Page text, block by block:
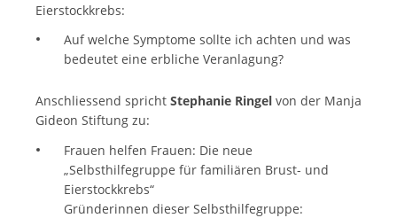
Eierstockkrebs:
Auf welche Symptome sollte ich achten und was
bedeutet eine erbliche Veranlagung?
Anschliessend spricht Stephanie Ringel von der Manja
Gideon Stiftung zu:
Frauen helfen Frauen: Die neue
„Selbsthilfegruppe für familiären Brust- und
Eierstockkrebs“
Gründerinnen dieser Selbsthilfegruppe: